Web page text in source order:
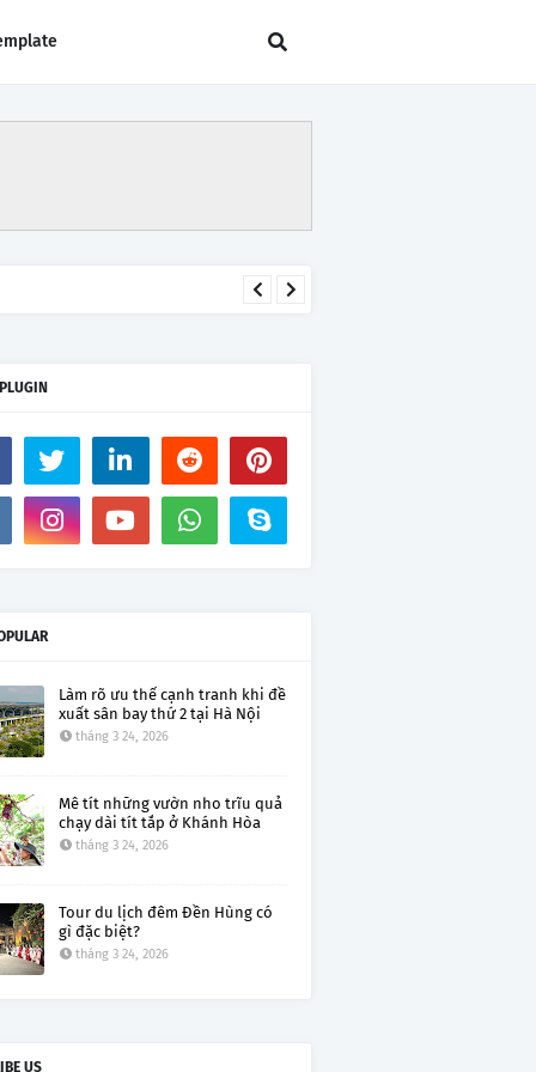
Làm rõ ưu thế cạnh tranh khi đề
xuất sân bay thứ 2 tại Hà Nội
tháng 3 24, 2026
Mê tít những vườn nho trĩu quả
chạy dài tít tắp ở Khánh Hòa
tháng 3 24, 2026
Tour du lịch đêm Đền Hùng có
gì đặc biệt?
tháng 3 24, 2026
US